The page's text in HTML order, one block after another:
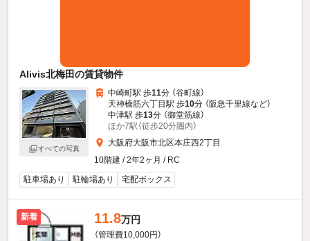
Alivis北梅田の賃貸物件
すべての写真
中崎町駅 歩11分 （谷町線）
天神橋筋六丁目駅 歩10分 （阪急千里線など）
中津駅 歩13分 （御堂筋線）
ほか7駅（徒歩20分圏内）
大阪府大阪市北区本庄西2丁目
10階建 / 2年2ヶ月 / RC
駐車場あり
駐輪場あり 宅配ボックス
新着 11.8万円
（管理費10,000円）